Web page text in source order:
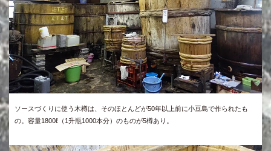
ソースづくりに使う木樽は、そのほとんどが50年以上前に小豆島で作られたも
の。容量1800ℓ（1升瓶1000本分）のものが5樽あり。